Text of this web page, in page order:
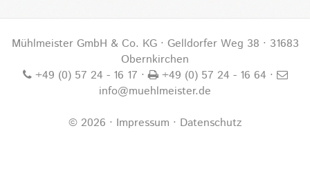
Mühlmeister GmbH & Co. KG · Gelldorfer Weg 38 · 31683
Obernkirchen
+49 (0) 57 24 - 16 17 ·
+49 (0) 57 24 - 16 64 ·
info@muehlmeister.de
© 2026 · Impressum · Datenschutz